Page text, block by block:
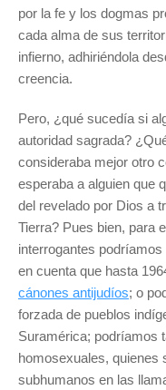
por la fe y los dogmas
cada alma de sus
infierno, adhiriéndola
creencia.
Pero, ¿qué sucedía si
autoridad sagrada?
consideraba mejor otro
esperaba a alguien que
del revelado por Dios a
Tierra? Pues bien, para
interrogantes
en cuenta que hasta
cánones antijudíos; o
forzada de pueblos
Suramérica; podríamos
homosexuales, quienes
subhumanos en las